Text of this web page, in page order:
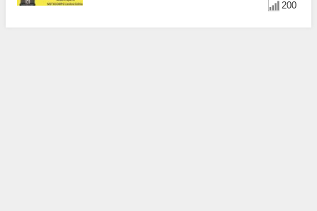
200